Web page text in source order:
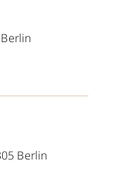
Berlin
Berlin